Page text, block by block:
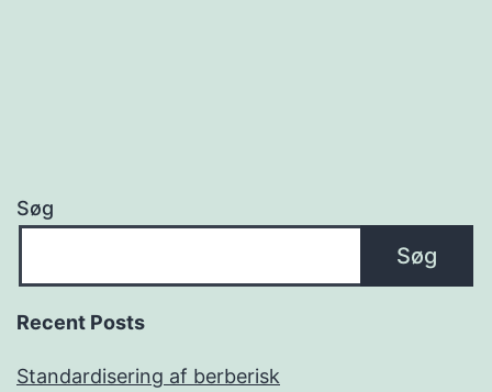
Søg
Søg
Recent Posts
Standardisering af berberisk